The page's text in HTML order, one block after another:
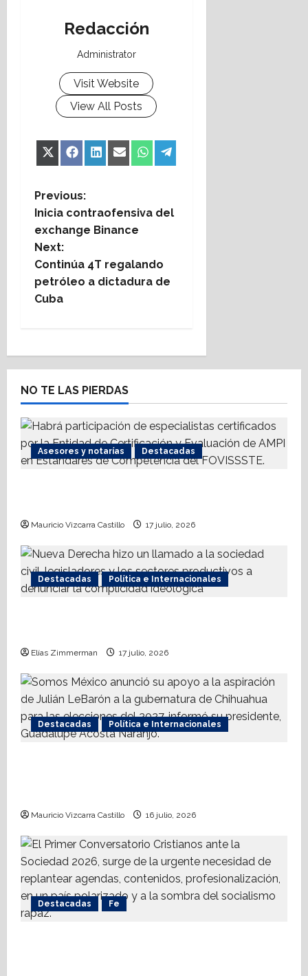
Redacción
Administrator
Visit Website
View All Posts
Share
X
Share
Facebook
Share
LinkedIn
Share
EmailShare
WhatsApp
Share
Telegram
P
o
s
t
v
i
g
a
i
o
n
Previous:
Inicia contraofensiva del
exchange Binance
Next:
Continúa 4T regalando
petróleo a dictadura de
Cuba
NO TE LAS PIERDAS
Asesores y notarías Destacadas
Mauricio Vizcarra Castillo 17 julio, 2026
Destacadas Política e Internacionales
Elías Zimmerman 17 julio, 2026
Destacadas Política e Internacionales
Mauricio Vizcarra Castillo 16 julio, 2026
Destacadas Fe